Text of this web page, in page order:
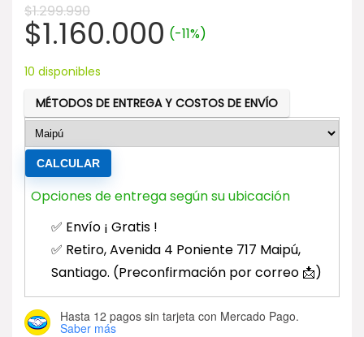
$1.299.990
El
precio
original
era:
$1.299.990.
$1.160.000El
es:
$1.160.000.
(-11%)
10 disponibles
MÉTODOS DE ENTREGA Y COSTOS DE ENVÍO
CALCULAR
Opciones de entrega según su ubicación
✅ Envío ¡ Gratis !
✅ Retiro, Avenida 4 Poniente 717 Maipú,
Santiago. (Preconfirmación por correo 📩)
Hasta 12 pagos sin tarjeta con Mercado Pago.
Saber más